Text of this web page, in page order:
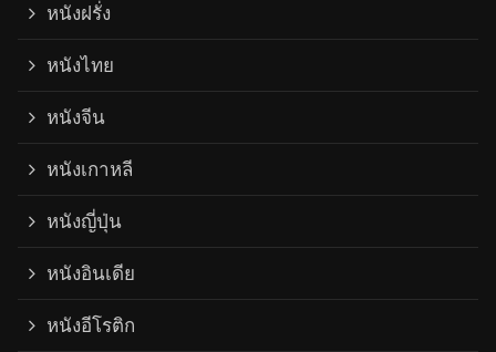
หนังฝรั่ง
หนังไทย
หนังจีน
หนังเกาหลี
หนังญี่ปุ่น
หนังอินเดีย
หนังอีโรติก